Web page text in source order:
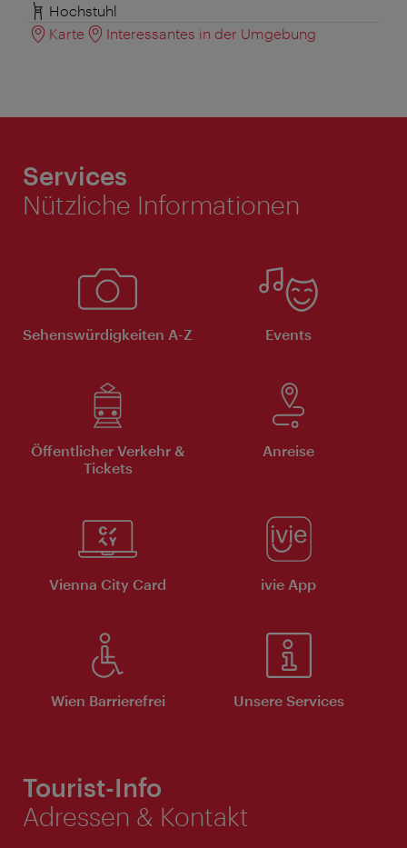
Hochstuhl
Karte
Interessantes in der Umgebung
Services
Nützliche Informationen
Sehenswürdigkeiten A-Z Events
Öffentlicher Verkehr &
Tickets
Anreise
Vienna City Card ivie App
Wien Barrierefrei Unsere Services
Tourist-Info
Adressen & Kontakt